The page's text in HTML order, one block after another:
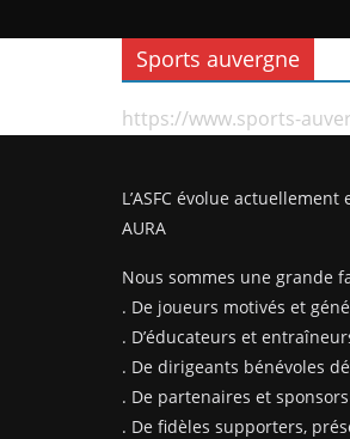
Sports auvergne
https://www.sports-
L’ASFC évolue
AURA
Nous sommes une grande
. De joueurs motivés et
. D’éducateurs et
. De dirigeants bénévoles
. De partenaires et
. De fidèles supporters,